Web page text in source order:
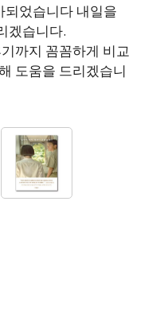
었습니다 내일을
겠습니다.
까지 꼼꼼하게 비교
도움을 드리겠습니